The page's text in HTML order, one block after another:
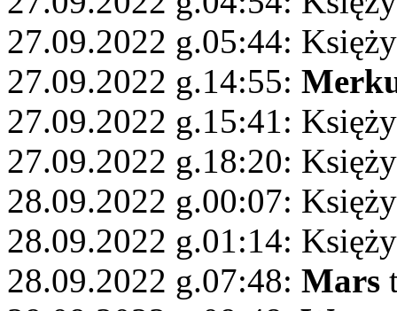
27.09.2022 g.05:44:
27.09.2022 g.14:55:
27.09.2022 g.15:41:
27.09.2022 g.18:20:
28.09.2022 g.00:07:
28.09.2022 g.01:14:
28.09.2022 g.07:48: Mars